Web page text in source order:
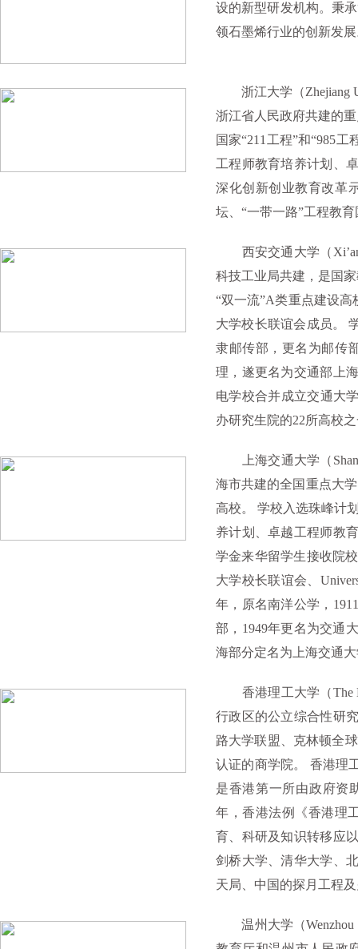
设的新型研发机构。秉
领石墨烯行业的创新发
浙江大学（Zhejiang
浙江省人民政府共建的
国家“211工程”和“985
工程师教育培养计划、
深化创新创业教育改革
坛、“一带一路”工程教
西安交通大学（Xi’an
科技工业局共建，是国
“双一流”A类重点建设高
大学校长联谊会成员。
隶邮传部，更名为邮传
理，遂更名为交通部上
电学校合并成立交通大
办研究生院的22所高校
上海交通大学（
海市共建的全国重点大
高校。 学校入选珠峰计
养计划、卓越工程师教
学金来华留学生接收院
大学校长联谊会、
年，原名南洋公学，
部，1949年更名为交通
海部分定名为上海交通
香港理工大学（The
行政区的公立综合性研
路大学联盟、克林顿全
认证的商学院。 香港理
是香港第一所由政府资
年，香港法例《香港理
育、科研及知识转移应
剑桥大学、清华大学、
天局、中国的探月工程
温州大学（Wenzhou